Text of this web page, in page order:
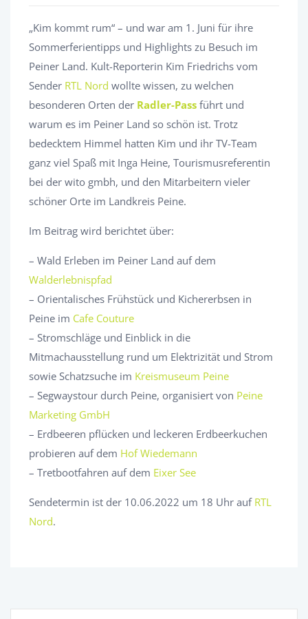
„Kim kommt rum“ – und war am 1. Juni für ihre
Sommerferientipps und Highlights zu Besuch im
Peiner Land. Kult-Reporterin Kim Friedrichs vom
Sender RTL Nord wollte wissen, zu welchen
besonderen Orten der Radler-Pass führt und
warum es im Peiner Land so schön ist. Trotz
bedecktem Himmel hatten Kim und ihr TV-Team
ganz viel Spaß mit Inga Heine, Tourismusreferentin
bei der wito gmbh, und den Mitarbeitern vieler
schöner Orte im Landkreis Peine.
Im Beitrag wird berichtet über:
– Wald Erleben im Peiner Land auf dem
Walderlebnispfad
– Orientalisches Frühstück und Kichererbsen in
Peine im Cafe Couture
– Stromschläge und Einblick in die
Mitmachausstellung rund um Elektrizität und Strom
sowie Schatzsuche im Kreismuseum Peine
– Segwaystour durch Peine, organisiert von Peine
Marketing GmbH
– Erdbeeren pflücken und leckeren Erdbeerkuchen
probieren auf dem Hof Wiedemann
– Tretbootfahren auf dem Eixer See
Sendetermin ist der 10.06.2022 um 18 Uhr auf RTL
Nord.